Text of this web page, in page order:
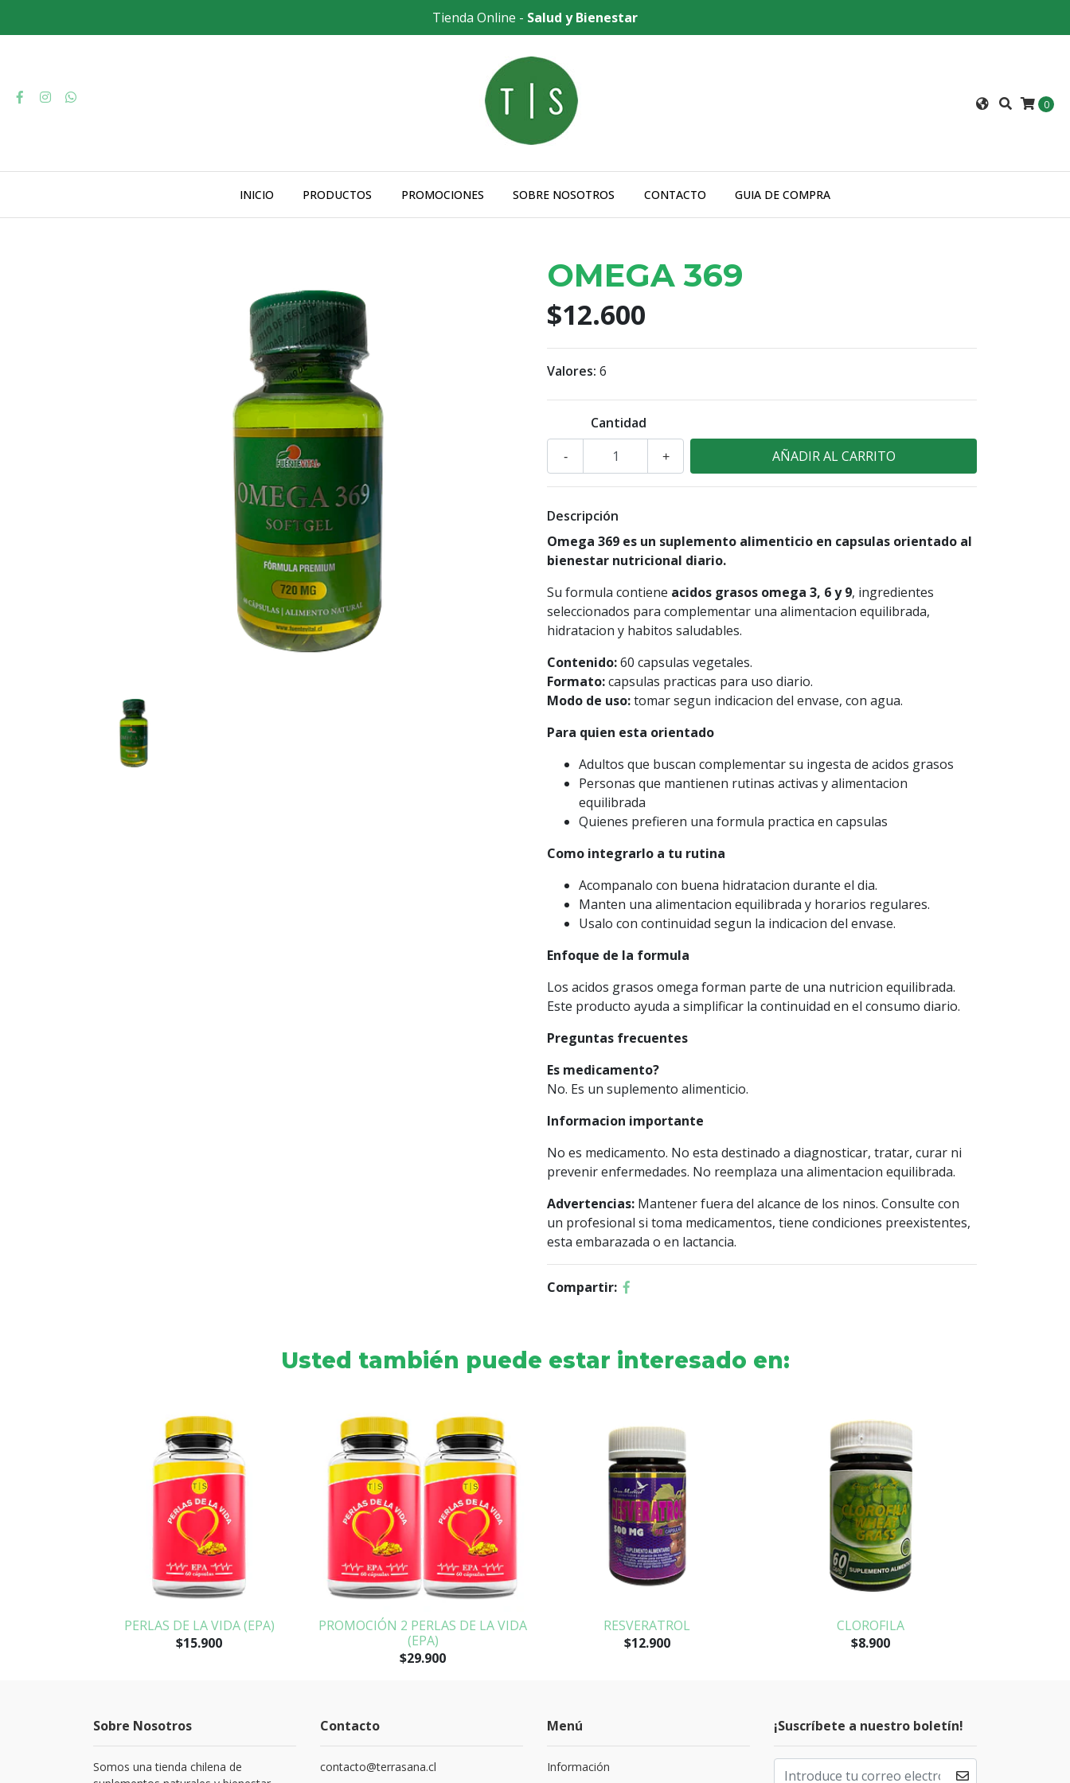
Tienda Online - Salud y Bienestar
0
INICIO PRODUCTOS PROMOCIONES SOBRE NOSOTROS CONTACTO GUIA DE COMPRA
OMEGA 369
$12.600
Valores: 6
Cantidad
+
-
Descripción
Omega 369 es un suplemento alimenticio en capsulas orientado al
bienestar nutricional diario.
Su formula contiene acidos grasos omega 3, 6 y 9, ingredientes
seleccionados para complementar una alimentacion equilibrada,
hidratacion y habitos saludables.
Contenido:60 capsulas vegetales.
Formato:capsulas practicas para uso diario.
Modo de uso:tomar segun indicacion del envase, con agua.
Para quien esta orientado
Adultos que buscan complementar su ingesta de acidos grasos
Personas que mantienen rutinas activas y alimentacion
equilibrada
Quienes prefieren una formula practica en capsulas
Como integrarlo a tu rutina
Acompanalo con buena hidratacion durante el dia.
Manten una alimentacion equilibrada y horarios regulares.
Usalo con continuidad segun la indicacion del envase.
Enfoque de la formula
Los acidos grasos omega forman parte de una nutricion equilibrada.
Este producto ayuda a simplificar la continuidad en el consumo diario.
Preguntas frecuentes
Es medicamento?
No. Es un suplemento alimenticio.
Informacion importante
No es medicamento. No esta destinado a diagnosticar, tratar, curar ni
prevenir enfermedades. No reemplaza una alimentacion equilibrada.
Advertencias: Mantener fuera del alcance de los ninos. Consulte con
un profesional si toma medicamentos, tiene condiciones preexistentes,
esta embarazada o en lactancia.
Compartir:
Usted también puede estar interesado en:
PERLAS DE LA VIDA (EPA)
$15.900
PROMOCIÓN 2 PERLAS DE LA VIDA
(EPA)
$29.900
RESVERATROL
$12.900
CLOROFILA
$8.900
Sobre Nosotros
Somos una tienda chilena de
Contacto
contacto@terrasana.cl
Menú
Información
¡Suscríbete a nuestro boletín!